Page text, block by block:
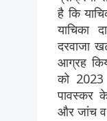
है कि
याचिका
दरवाजा
आग्रह
को
पावस्कर
और जांच व